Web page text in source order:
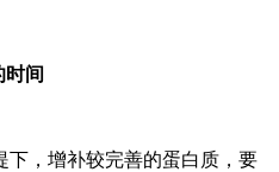
时间
下，增补较完善的蛋白质，要